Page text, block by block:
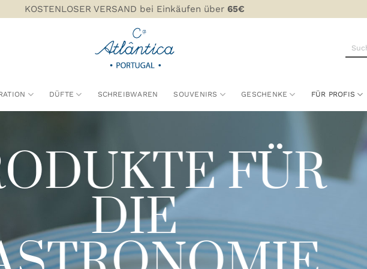
KOSTENLOSER VERSAND bei Einkäufen über 65€
Suchen
DÜFTE SCHREIBWAREN SOUVENIRS GESCHENKE FÜR PROFIS
FÜR
DIE